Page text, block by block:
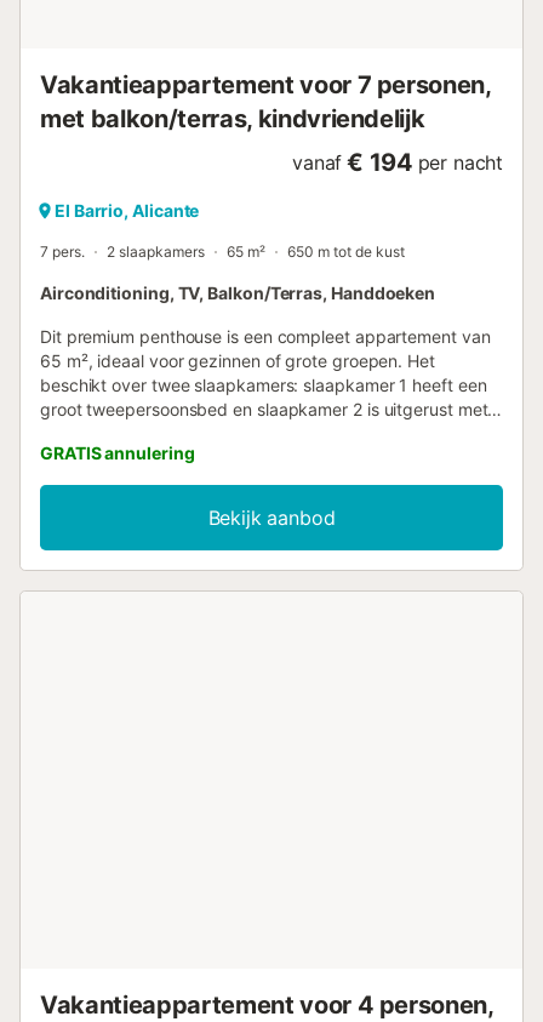
Vakantieappartement voor 7 personen,
met balkon/terras, kindvriendelijk
vanaf € 194 per nacht
El Barrio, Alicante
7 pers. 2 slaapkamers 65 m² 650 m tot de kust
Airconditioning, TV, Balkon/Terras, Handdoeken
Dit premium penthouse is een compleet appartement van
65 m², ideaal voor gezinnen of grote groepen. Het
beschikt over twee slaapkamers: slaapkamer 1 heeft een
groot tweepersoonsbed en slaapkamer 2 is uitgerust met
comfortabele slaapbank. De accommodatie biedt uitzicht
op de stad, airconditioning, een eigen badkamer, een
flatscreen-tv, gratis wifi, een minibar, een
koffiezetapparaat en een breed scala aan voorzieningen
zoals gratis toiletartikelen, handdoeken, beddengoed, een
GRATIS annulering
Bekijk aanbod
Vakantieappartement voor 4 personen,